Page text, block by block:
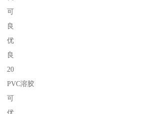
可
良
优
良
20
PVC溶胶
可